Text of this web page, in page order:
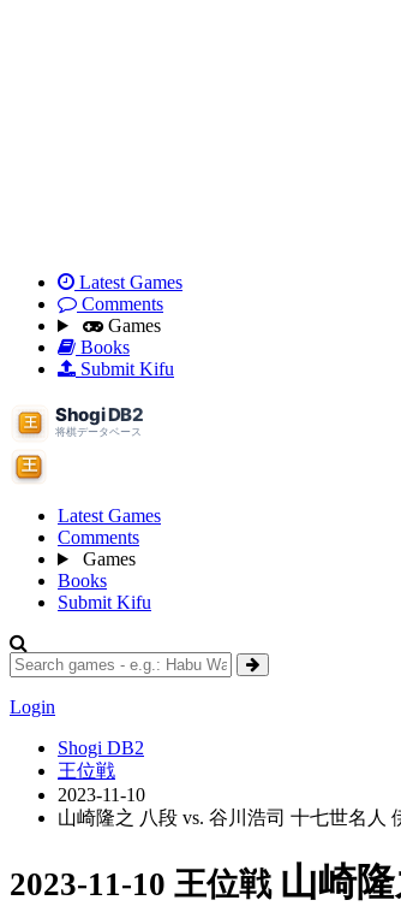
Latest Games
Comments
Games
Books
Submit Kifu
Latest Games
Comments
Games
Books
Submit Kifu
Login
Shogi DB2
王位戦
2023-11-10
山崎隆之 八段 vs. 谷川浩司 十七世名人
2023-11-10 王位戦 山崎